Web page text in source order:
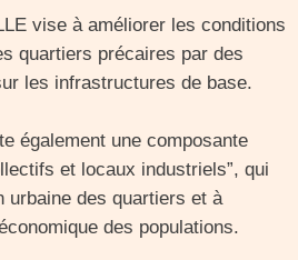
vise à améliorer les conditions
quartiers précaires par des
les infrastructures de base.
également une composante
et locaux industriels”, qui
urbaine des quartiers et à
des populations.